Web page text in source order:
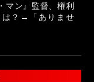
マン』監督、権利
は？→「ありませ